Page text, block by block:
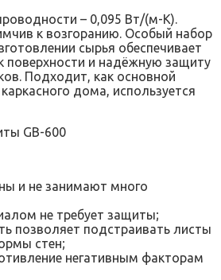
– 0,095 Вт/(м-К).
к возгоранию. Особый набор
сырья обеспечивает
поверхности и надёжную защиту
Подходит, как основной
дома, используется
и не занимают много
не требует защиты;
позволяет подстраивать листы
стен;
негативным факторам